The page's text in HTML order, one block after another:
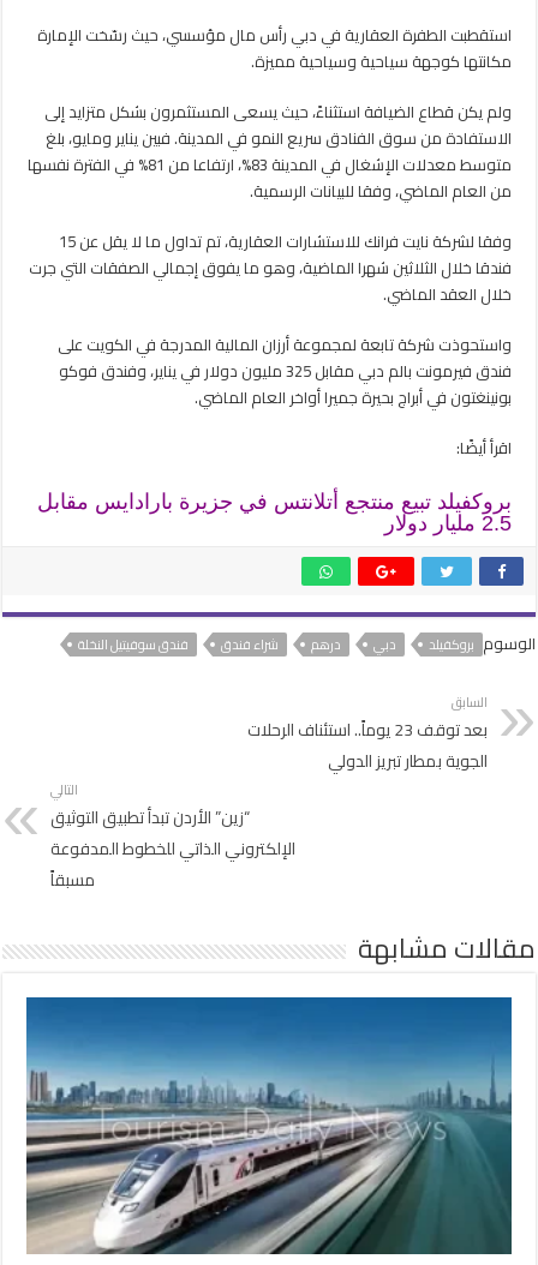
استقطبت الطفرة العقارية في دبي رأس مال مؤسسي، حيث رسّخت الإمارة
مكانتها كوجهة سياحية وسياحية مميزة.
ولم يكن قطاع الضيافة استثناءً، حيث يسعى المستثمرون بشكل متزايد إلى
الاستفادة من سوق الفنادق سريع النمو في المدينة. فبين يناير ومايو، بلغ
متوسط ​​معدلات الإشغال في المدينة 83%، ارتفاعا من 81% في الفترة نفسها
من العام الماضي، وفقا للبيانات الرسمية.
وفقا لشركة نايت فرانك للاستشارات العقارية، تم تداول ما لا يقل عن 15
فندقا خلال الثلاثين شهرا الماضية، وهو ما يفوق إجمالي الصفقات التي جرت
خلال العقد الماضي.
واستحوذت شركة تابعة لمجموعة أرزان المالية المدرجة في الكويت على
فندق فيرمونت بالم دبي مقابل 325 مليون دولار في يناير، وفندق فوكو
بونينغتون في أبراج بحيرة جميرا أواخر العام الماضي.
اقرأ أيضًا:
بروكفيلد تبيع منتجع أتلانتس في جزيرة بارادايس مقابل
2.5 مليار دولار
الوسوم بروكفيلد دبي درهم شراء فندق فندق سوفيتيل النخلة
السابق
بعد توقف 23 يوماً.. استئناف الرحلات
الجوية بمطار تبريز الدولي
التالي
“زين” الأردن تبدأ تطبيق التوثيق
الإلكتروني الذاتي للخطوط المدفوعة
مسبقاً
مقالات مشابهة